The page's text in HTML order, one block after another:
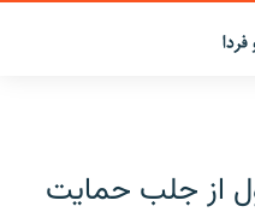
از جلب حمايت